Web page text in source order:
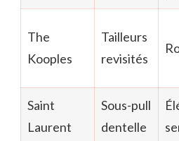
The
Kooples
Tailleurs
revisités
Saint
Laurent
Sous-pull
dentelle